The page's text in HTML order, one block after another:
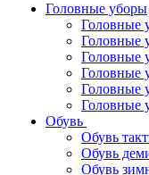
Головные уборы
Головные
Головные
Головные
Головные
Головные
Головные
Обувь
Обувь
Обувь
Обувь